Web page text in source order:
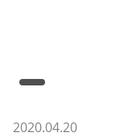
2020.04.20